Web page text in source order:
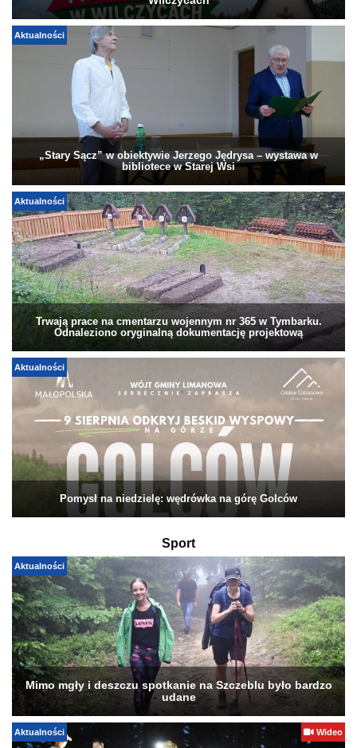
Aktualności
„Stary Sącz” w obiektywie Jerzego Jędrysa – wystawa w
bibliotece w Starej Wsi
Aktualności
Trwają prace na cmentarzu wojennym nr 365 w Tymbarku.
Odnaleziono oryginalną dokumentację projektową
Aktualności
Pomysł na niedzielę: wędrówka na górę Golców
Sport
Aktualności
Mimo mgły i deszczu spotkanie na Szczeblu było bardzo
udane
Aktualności Wideo